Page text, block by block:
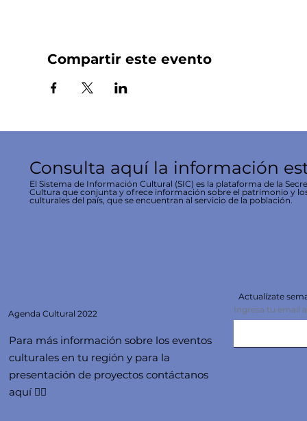
Compartir este evento
Consulta aquí la información
El Sistema de Información Cultural (SIC) es la plataforma de la
Cultura que conjunta y ofrece información sobre el patrimonio y
culturales del país, que se encuentran al servicio de la población.
Agenda Cultural 2022
Para más información sobre los eventos
culturales en tu región y para la
presentación de proyectos contáctanos
aquí 👇🏻
Actualízate
Ingresa tu email